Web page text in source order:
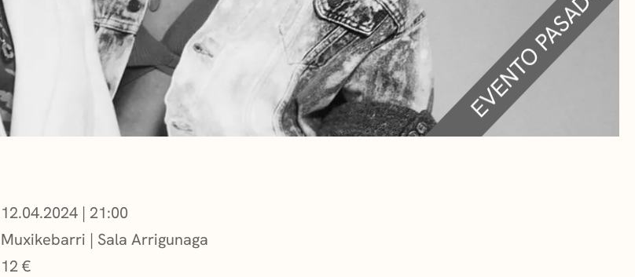
GETXO KULTURA
ASOCIACIONES CULTURALES
12.04.2024 | 21:00
Muxikebarri | Sala Arrigunaga
12 €